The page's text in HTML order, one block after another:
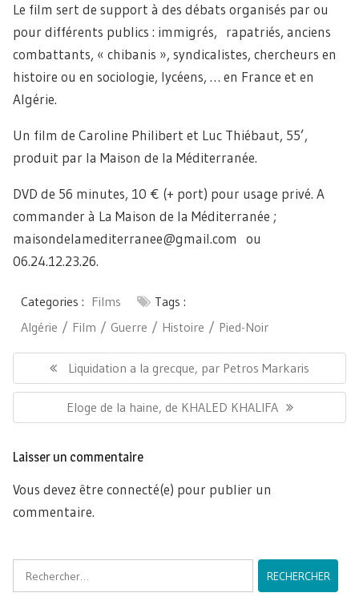
Le film sert de support à des débats organisés par ou
pour différents publics : immigrés, rapatriés, anciens
combattants, « chibanis », syndicalistes, chercheurs en
histoire ou en sociologie, lycéens, … en France et en
Algérie.
Un film de Caroline Philibert et Luc Thiébaut, 55’,
produit par la Maison de la Méditerranée.
DVD de 56 minutes, 10 € (+ port) pour usage privé. A
commander à La Maison de la Méditerranée ;
maisondelamediterranee@gmail.com ou
06.24.12.23.26.
Categories : Films
Tags :
Algérie
Film Guerre Histoire Pied-Noir
l’article
Previous
post:
Liquidation a la grecque, par Petros Markaris
Next
post:
Eloge de la haine, de KHALED KHALIFA
Laisser un commentaire
Vous devez être connecté(e) pour publier un
commentaire.
Rechercher :